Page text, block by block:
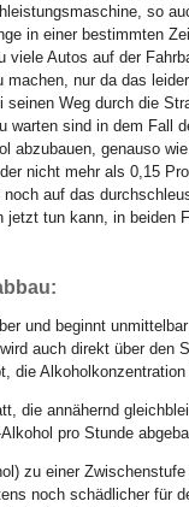
so
in einer bestimmten
viele Autos auf der
nur da das
Weg durch die
warten sind in dem Fall
abzubauen, genauso
nicht mehr als 0,15
auf das
jetzt tun kann, in beiden
und beginnt
auch direkt über den
die
die annähernd
pro Stunde
zu einer
noch schädlicher für